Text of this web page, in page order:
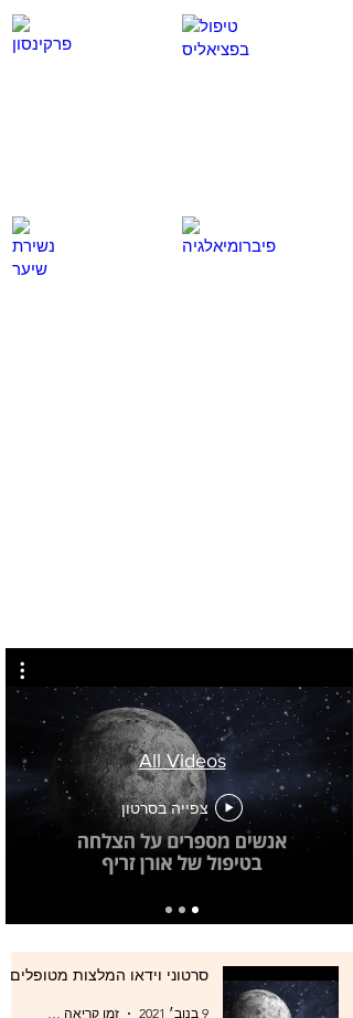
פרקינסון
לחץ
טיפול בפציאליס
לחץ
נשירת שיער
לחץ
כאן
פיברומיאלגיה
לחץ
All Videos
צפייה בסרטון
סרטוני וידאו המלצות מטופלים
9 בנוב׳ 2021 זמן קריאה 0 דקות